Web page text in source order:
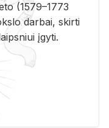
(1579–1773
darbai, skirti
įgyti.